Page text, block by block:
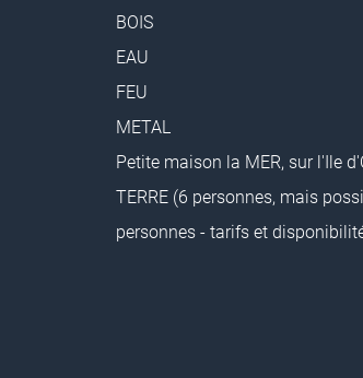
BOIS
EAU
FEU
METAL
Petite maison la MER, sur l'Ile
TERRE (6 personnes, mais
personnes - tarifs et